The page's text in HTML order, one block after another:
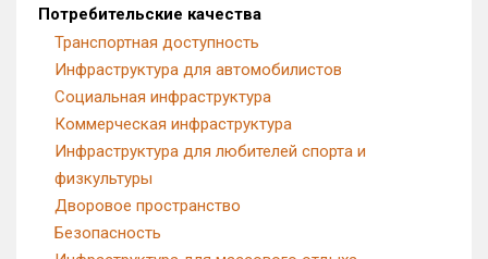
Квартир, апартаментов,
блоков в БД
Потребительские качества
Транспортная доступность
Инфраструктура для автомобилистов
Социальная инфраструктура
Коммерческая инфраструктура
Инфраструктура для любителей спорта и
физкультуры
Дворовое пространство
Безопасность